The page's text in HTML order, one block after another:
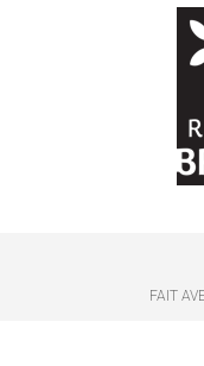
FAIT